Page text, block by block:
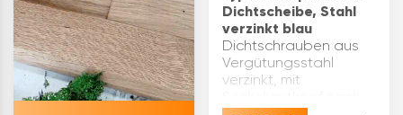
Dichtscheibe, Stahl
verzinkt blau
Dichtschrauben aus
Vergütungsstahl
verzinkt, mit